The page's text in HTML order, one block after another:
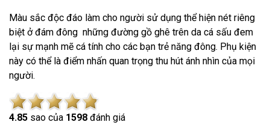
Màu sắc độc đáo làm cho người sử dụng thể hiện nét riêng
biệt ở đám đông những đường gồ ghê trên da cá sấu đem
lại sự mạnh mẽ cá tính cho các bạn trẻ năng đông. Phụ kiện
này có thể là điểm nhấn quan trọng thu hút ánh nhìn của mọi
người.
4.85 sao của 1598 đánh giá